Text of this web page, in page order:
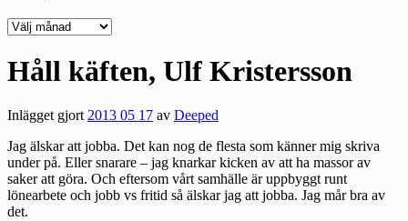
Deepedition
Håll käften, Ulf Kristersson
Inlägget gjort2013 05 17 av Deeped
Jag älskar att jobba. Det kan nog de flesta som känner mig skriva
under på. Eller snarare – jag knarkar kicken av att ha massor av
saker att göra. Och eftersom vårt samhälle är uppbyggt runt
lönearbete och jobb vs fritid så älskar jag att jobba. Jag mår bra av
det.